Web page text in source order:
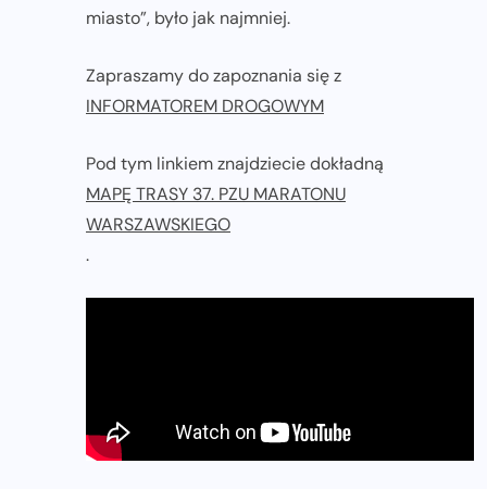
miasto”, było jak najmniej.
Zapraszamy do zapoznania się z
INFORMATOREM DROGOWYM
Pod tym linkiem znajdziecie dokładną
MAPĘ TRASY 37. PZU MARATONU
WARSZAWSKIEGO
.